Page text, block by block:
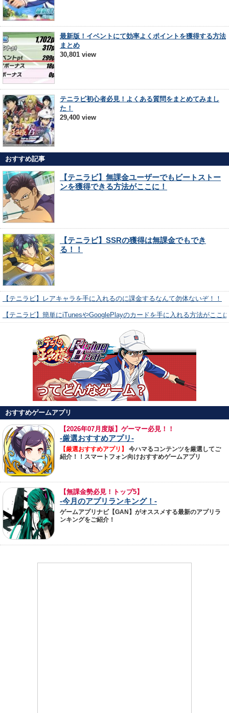
最新版！イベントにて効率よくポイントを獲得する方法
まとめ
30,801 view
テニラビ初心者必見！よくある質問をまとめてみまし
た！
29,400 view
おすすめ記事
【テニラビ】無課金ユーザーでもビートストー
ンを獲得できる方法がここに！
【テニラビ】SSRの獲得は無課金でもでき
る！！
【テニラビ】レアキャラを手に入れるのに課金するなんて勿体ないぞ！！
【テニラビ】簡単にiTunesやGooglePlayのカードを手に入れる方法がここ
おすすめゲームアプリ
【2026年07月度版】ゲーマー必見！！
-厳選おすすめアプリ-
【厳選おすすめアプリ】
今ハマるコンテンツを厳選してご
紹介！！スマートフォン向けおすすめゲームアプリ
【無課金勢必見！トップ5】
-今月のアプリランキング！-
ゲームアプリナビ【GAN】がオススメする最新のアプリラ
ンキングをご紹介！